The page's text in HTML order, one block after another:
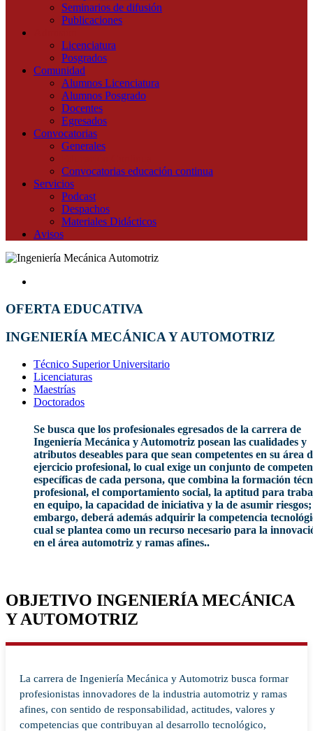
Seminarios de difusión
Publicaciones
Licenciatura
Posgrados
Comunidad
Alumnos Licenciatura
Alumnos Posgrado
Docentes
Egresados
Convocatorias
Generales
Convocatorias educación continua
Servicios
Podcast
Despachos
Materiales Didácticos
Avisos
OFERTA EDUCATIVA
INGENIERÍA MECÁNICA Y AUTOMOTRIZ
Técnico Superior Universitario
Licenciaturas
Maestrías
Doctorados
Se busca que los profesionales egresados de la carrera de
Ingeniería Mecánica y Automotriz posean las cualidades y
atributos deseables para que sean competentes en su área
ejercicio profesional, lo cual exige un conjunto de
específicas de cada persona, que combina la formación
profesional, el comportamiento social, la aptitud para
en equipo, la capacidad de iniciativa y la de asumir
embargo, deberá además adquirir la competencia
cual se plantea como un recurso necesario para la
en el área automotriz y ramas afines..
OBJETIVO INGENIERÍA MECÁNICA
Y AUTOMOTRIZ
La carrera de Ingeniería Mecánica y Automotriz busca formar
profesionistas innovadores de la industria automotriz y ramas
afines, con sentido de responsabilidad, actitudes, valores y
competencias que contribuyan al desarrollo tecnológico,